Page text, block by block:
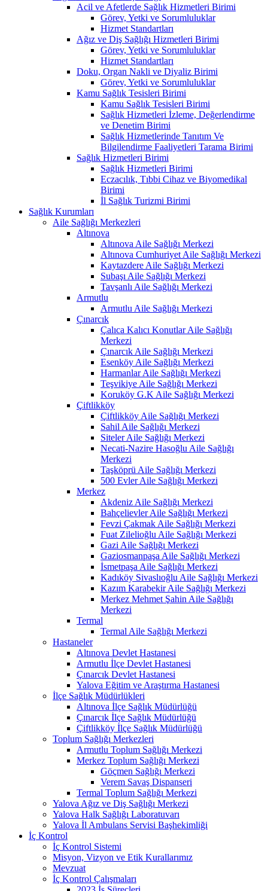
Acil ve Afetlerde Sağlık Hizmetleri Birimi
Görev, Yetki ve Sorumluluklar
Hizmet Standartları
Ağız ve Diş Sağlığı Hizmetleri Birimi
Görev, Yetki ve Sorumluluklar
Hizmet Standartları
Doku, Organ Nakli ve Diyaliz Birimi
Görev, Yetki ve Sorumluluklar
Kamu Sağlık Tesisleri Birimi
Kamu Sağlık Tesisleri Birimi
Sağlık Hizmetleri İzleme, Değerlendirme
ve Denetim Birimi
Sağlık Hizmetlerinde Tanıtım Ve
Bilgilendirme Faaliyetleri Tarama Birimi
Sağlık Hizmetleri Birimi
Sağlık Hizmetleri Birimi
Eczacılık, Tıbbi Cihaz ve Biyomedikal
Birimi
İl Sağlık Turizmi Birimi
Sağlık Kurumları
Aile Sağlığı Merkezleri
Altınova
Altınova Aile Sağlığı Merkezi
Altınova Cumhuriyet Aile Sağlığı Merkezi
Kaytazdere Aile Sağlığı Merkezi
Subaşı Aile Sağlığı Merkezi
Tavşanlı Aile Sağlığı Merkezi
Armutlu
Armutlu Aile Sağlığı Merkezi
Çınarcık
Çalıca Kalıcı Konutlar Aile Sağlığı
Merkezi
Çınarcık Aile Sağlığı Merkezi
Esenköy Aile Sağlığı Merkezi
Harmanlar Aile Sağlığı Merkezi
Teşvikiye Aile Sağlığı Merkezi
Koruköy G.K Aile Sağlığı Merkezi
Çiftlikköy
Çiftlikköy Aile Sağlığı Merkezi
Sahil Aile Sağlığı Merkezi
Siteler Aile Sağlığı Merkezi
Necati-Nazire Hasoğlu Aile Sağlığı
Merkezi
Taşköprü Aile Sağlığı Merkezi
500 Evler Aile Sağlığı Merkezi
Merkez
Akdeniz Aile Sağlığı Merkezi
Bahçelievler Aile Sağlığı Merkezi
Fevzi Çakmak Aile Sağlığı Merkezi
Fuat Zilelioğlu Aile Sağlığı Merkezi
Gazi Aile Sağlığı Merkezi
Gaziosmanpaşa Aile Sağlığı Merkezi
İsmetpaşa Aile Sağlığı Merkezi
Kadıköy Sivaslıoğlu Aile Sağlığı Merkezi
Kazım Karabekir Aile Sağlığı Merkezi
Merkez Mehmet Şahin Aile Sağlığı
Merkezi
Termal
Termal Aile Sağlığı Merkezi
Hastaneler
Altınova Devlet Hastanesi
Armutlu İlçe Devlet Hastanesi
Çınarcık Devlet Hastanesi
Yalova Eğitim ve Araştırma Hastanesi
İlçe Sağlık Müdürlükleri
Altınova İlçe Sağlık Müdürlüğü
Çınarcık İlçe Sağlık Müdürlüğü
Çiftlikköy İlçe Sağlık Müdürlüğü
Toplum Sağlığı Merkezleri
Armutlu Toplum Sağlığı Merkezi
Merkez Toplum Sağlığı Merkezi
Göçmen Sağlığı Merkezi
Verem Savaş Dispanseri
Termal Toplum Sağlığı Merkezi
Yalova Ağız ve Diş Sağlığı Merkezi
Yalova Halk Sağlığı Laboratuvarı
Yalova İl Ambulans Servisi Başhekimliği
İç Kontrol
İç Kontrol Sistemi
Misyon, Vizyon ve Etik Kurallarımız
Mevzuat
İç Kontrol Çalışmaları